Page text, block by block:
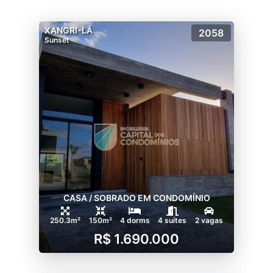
guarita blindada, portões eletrônicos e
projeto de segurança
SUNSET CLUB
- Decks, piscina com 435m² com borda
infinita e vista para o lago
- Piscina Indoor com duas raias de 20m
- Vestiários
- Fitness equipado para diversas atividades
- 2 espaços gourmet totalmente decorados
e equipados para 24 pessoas sentadas cada
- Pool bar completo e equipado com vista
para o lago
SPORTS AND FUN
- Quadra de tênis coberta com piso de
saibro
- Quadra de tênis aberta com piso rápido
XANGRI-LÁ
Sunset
2058
CASA / SOBRADO EM CONDOMÍNIO
250.3m² 150m² 4 dorms 4 suítes 2 vagas
R$ 1.690.000